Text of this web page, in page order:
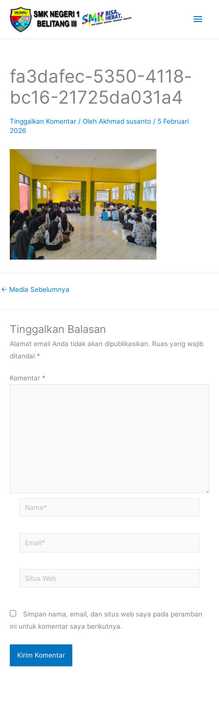
Lewati
konten
fa3dafec-5350-4118-
bc16-21725da031a4
Tinggalkan Komentar / Oleh Akhmad susanto / 5 Februari
2026
← Media Sebelumnya
Tinggalkan Balasan
Alamat email Anda tidak akan dipublikasikan. Ruas yang wajib
ditandai *
Komentar *
Name*
Email*
Situs
Web
Simpan nama, email, dan situs web saya pada peramban
ini untuk komentar saya berikutnya.